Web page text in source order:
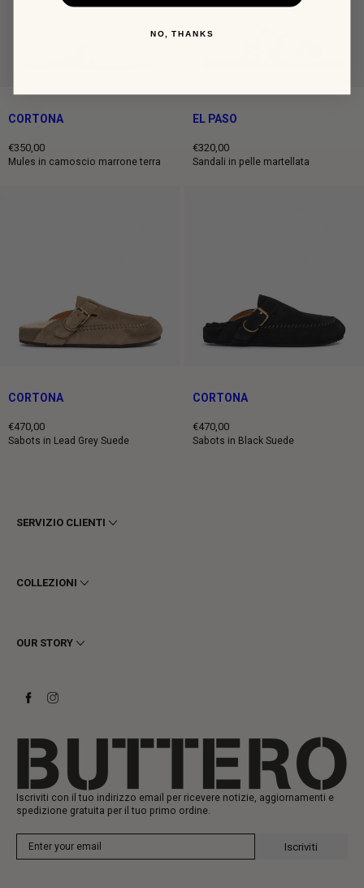
CORTONA
€350,00
Prezzo
Mules in camoscio marrone terra
EL PASO
€320,00
Prezzo
Sandali in pelle martellata
CORTONA
€470,00
Prezzo
Sabots in Lead Grey Suede
CORTONA
€470,00
Prezzo
Sabots in Black Suede
SERVIZIO CLIENTI
Privacy
Contattaci
COLLEZIONI
Donna
Sneakers
OUR STORY
Heritage
Iscriviti con il tuo indirizzo email per ricevere notizie, aggiornamenti e
spedizione gratuita per il tuo primo ordine.
Iscriviti
NO, THANKS